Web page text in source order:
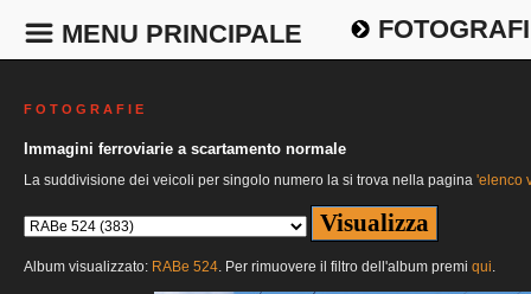
MENU PRINCIPALE
F O T O G R A F I E
Immagini ferroviarie a scartamento normale
La suddivisione dei veicoli per singolo numero la si trova nella pagina 'elenco
Album visualizzato: RABe 524. Per rimuovere il filtro dell'album premi qui.